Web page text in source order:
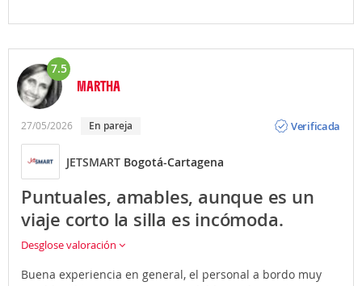
7.5
MARTHA
27/05/2026 En pareja
Verificada
JETSMART Bogotá-Cartagena
Puntuales, amables, aunque es un
viaje corto la silla es incómoda.
Desglose valoración
Buena experiencia en general, el personal a bordo muy